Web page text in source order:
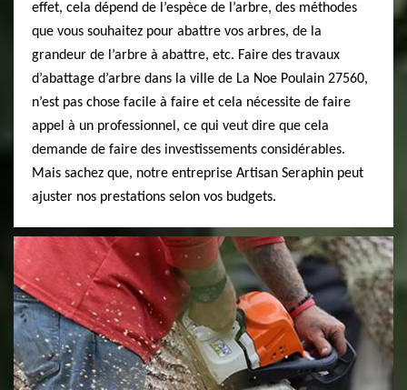
effet, cela dépend de l’espèce de l’arbre, des méthodes
que vous souhaitez pour abattre vos arbres, de la
grandeur de l’arbre à abattre, etc. Faire des travaux
d’abattage d’arbre dans la ville de La Noe Poulain 27560,
n’est pas chose facile à faire et cela nécessite de faire
appel à un professionnel, ce qui veut dire que cela
demande de faire des investissements considérables.
Mais sachez que, notre entreprise Artisan Seraphin peut
ajuster nos prestations selon vos budgets.